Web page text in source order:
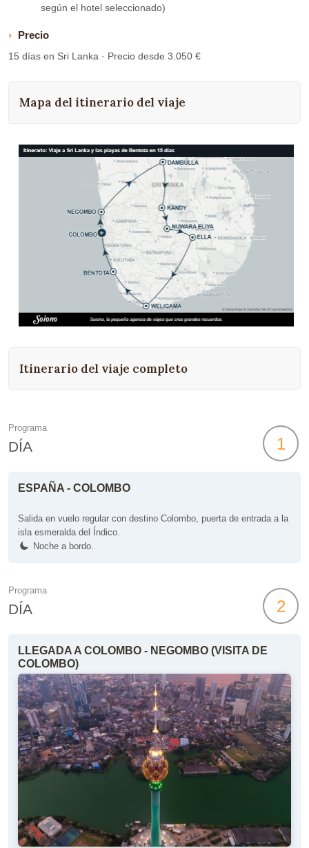
según el hotel seleccionado)
Precio
15 días en Sri Lanka · Precio desde 3.050 €
Mapa del itinerario del viaje
Itinerario del viaje completo
Programa
DÍA 1
ESPAÑA - COLOMBO
Salida en vuelo regular con destino Colombo, puerta de entrada a la
isla esmeralda del Índico.
Noche a bordo.
Programa
DÍA 2
LLEGADA A COLOMBO - NEGOMBO (VISITA DE
COLOMBO)